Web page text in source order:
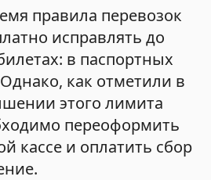
правила перевозок
исправлять до
в паспортных
как отметили в
этого лимита
переоформить
кассе и оплатить сбор